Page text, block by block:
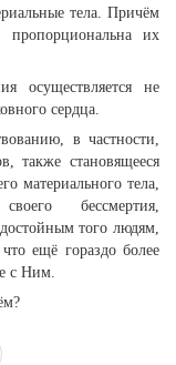
тела. Причём
пропорциональна их
осуществляется не
сердца.
в частности,
также становящееся
материального тела,
бессмертия,
того людям,
ещё гораздо более
с Ним.